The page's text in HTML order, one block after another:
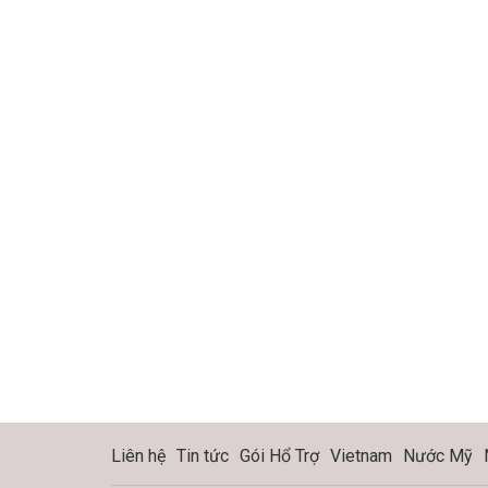
Liên hệ Tin tức Gói Hổ Trợ Vietnam Nước Mỹ